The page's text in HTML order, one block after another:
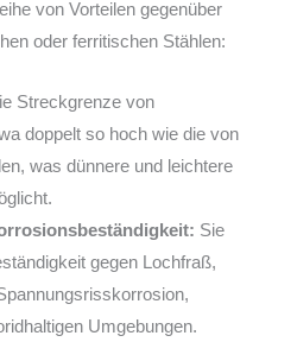
von Vorteilen gegenüber
oder ferritischen Stählen:
Streckgrenze von
doppelt so hoch wie die von
was dünnere und leichtere
Sie
gegen Lochfraß,
Umgebungen.